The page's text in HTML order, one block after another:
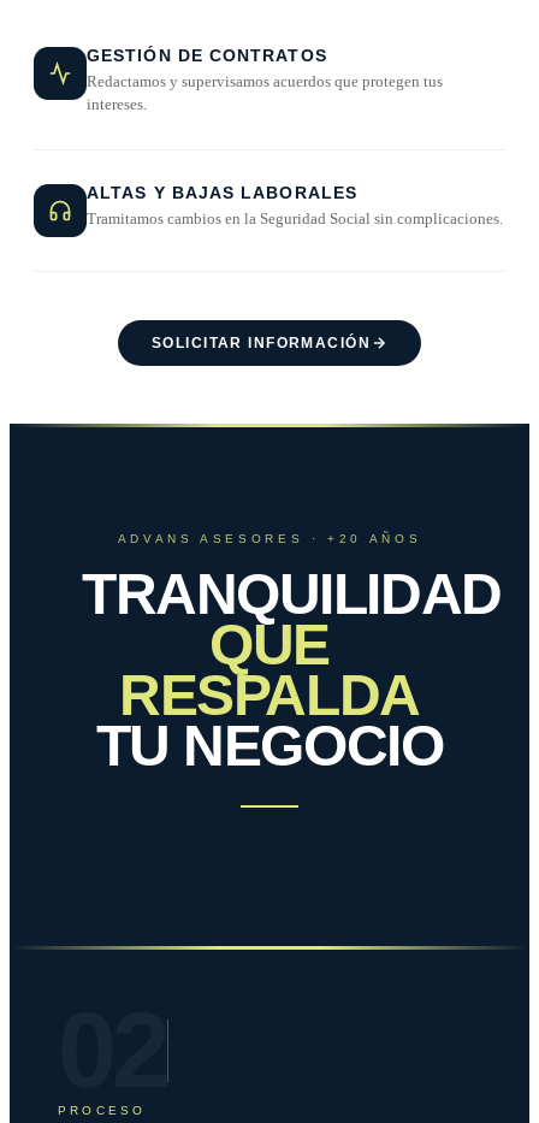
GESTIÓN DE CONTRATOS
Redactamos y supervisamos acuerdos que protegen tus
intereses.
ALTAS Y BAJAS LABORALES
Tramitamos cambios en la Seguridad Social sin complicaciones.
SOLICITAR INFORMACIÓN
ADVANS ASESORES · +20 AÑOS
TRANQUILIDAD
QUE
RESPALDA
TU NEGOCIO
PROCESO